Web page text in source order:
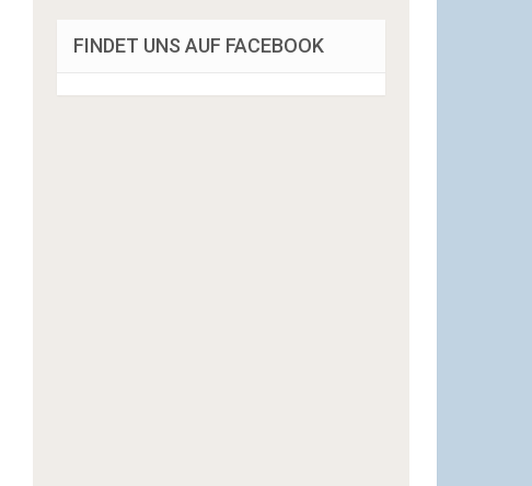
FINDET UNS AUF FACEBOOK